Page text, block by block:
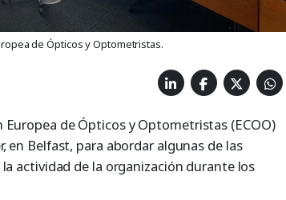
de Ópticos y Optometristas.
de Ópticos y Optometristas (ECOO)
en Belfast, para abordar algunas de las
actividad de la organización durante los